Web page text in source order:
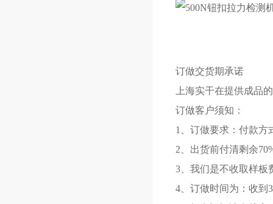
订做交货期承诺
上海实干在提供成品
订做客户须知：
1、订做要求：付款方
2、出货前付清剩余
3、我们是不收取样板
4、订做时间为：收到